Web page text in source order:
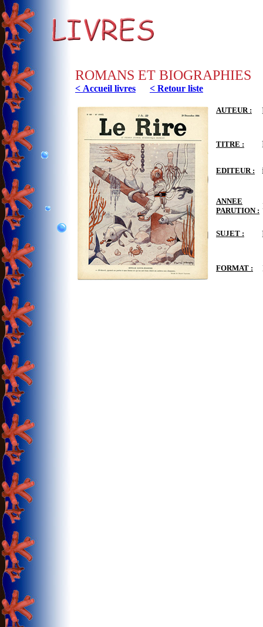
ROMANS ET BIOGRAPHIES
< Accueil livres < Retour liste
AUTEUR :
TITRE :
EDITEUR :
ANNEE
PARUTION :
SUJET :
FORMAT :